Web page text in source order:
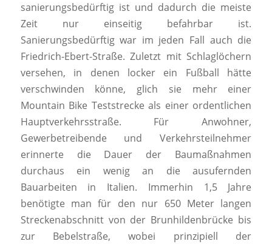
sanierungsbedürftig ist und dadurch die meiste
Zeit nur einseitig befahrbar ist.
Sanierungsbedürftig war im jeden Fall auch die
Friedrich-Ebert-Straße. Zuletzt mit Schlaglöchern
versehen, in denen locker ein Fußball hätte
verschwinden könne, glich sie mehr einer
Mountain Bike Teststrecke als einer ordentlichen
Hauptverkehrsstraße. Für Anwohner,
Gewerbetreibende und Verkehrsteilnehmer
erinnerte die Dauer der Baumaßnahmen
durchaus ein wenig an die ausufernden
Bauarbeiten in Italien. Immerhin 1,5 Jahre
benötigte man für den nur 650 Meter langen
Streckenabschnitt von der Brunhildenbrücke bis
zur Bebelstraße, wobei prinzipiell der